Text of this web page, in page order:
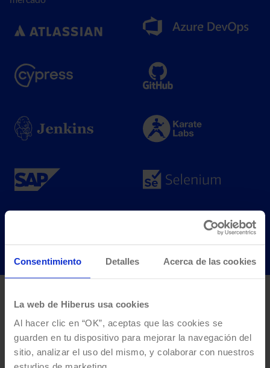
Consentimiento Detalles Acerca de las cookies
La web de Hiberus usa cookies
Al hacer clic en “OK”, aceptas que las cookies se
guarden en tu dispositivo para mejorar la navegación del
sitio, analizar el uso del mismo, y colaborar con nuestros
Historias increíbles de
clientes
Potenciando el éxito de las principales empresas a nivel